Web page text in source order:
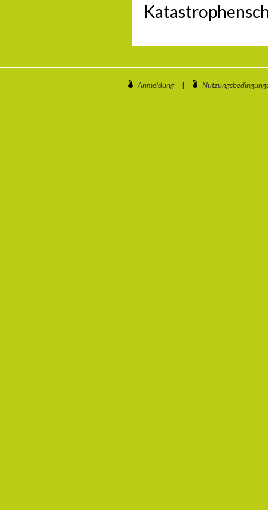
Anmeldung